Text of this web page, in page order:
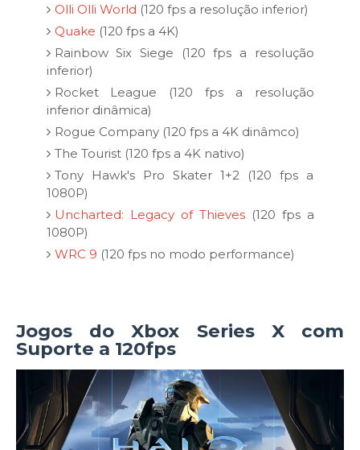
Olli Olli World (120 fps a resolução inferior)
Quake (120 fps a 4K)
Rainbow Six Siege (120 fps a resolução
inferior)
Rocket League (120 fps a resolução
inferior dinâmica)
Rogue Company (120 fps a 4K dinâmco)
The Tourist (120 fps a 4K nativo)
Tony Hawk's Pro Skater 1+2 (120 fps a
1080P)
Uncharted: Legacy of Thieves(120 fps a
1080P)
WRC 9 (120 fps no modo performance)
Jogos do Xbox Series X com
Suporte a 120fps